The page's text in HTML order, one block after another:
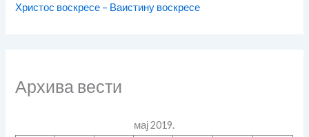
Христос воскресе – Ваистину воскресе
Архива вести
мај 2019.